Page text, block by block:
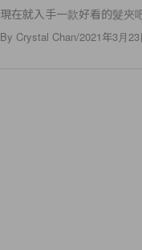
現在就入手一款好看的髮夾
By Crystal Chan/2021年3月23